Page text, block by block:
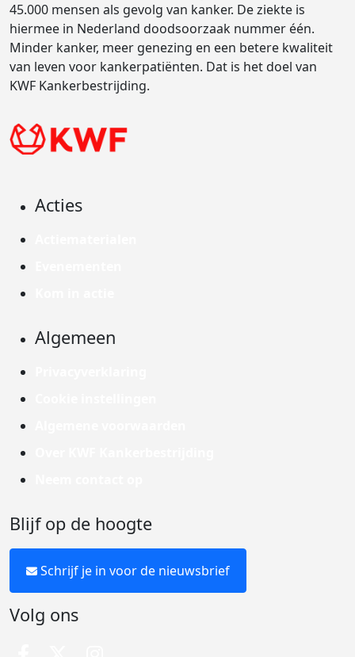
45.000 mensen als gevolg van kanker. De ziekte is
hiermee in Nederland doodsoorzaak nummer één.
Minder kanker, meer genezing en een betere kwaliteit
van leven voor kankerpatiënten. Dat is het doel van
KWF Kankerbestrijding.
Acties
Algemeen
Blijf op de hoogte
Schrijf je in voor de nieuwsbrief
Volg ons